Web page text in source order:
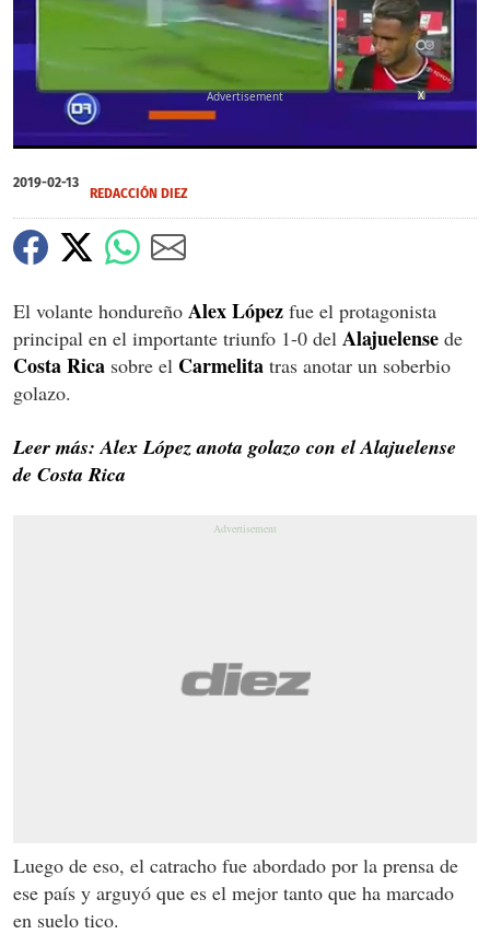
of
45
X
2019-02-13
REDACCIÓN DIEZ
El volante hondureño AlexLópez fue el protagonista
principal en el importante triunfo 1-0 del Alajuelense de
CostaRica sobre el Carmelita tras anotar un soberbio
golazo.
Leer más: Alex López anota golazo con el Alajuelense
de Costa Rica
Luego de eso, el catracho fue abordado por la prensa de
ese país y arguyó que es el mejor tanto que ha marcado
en suelo tico.